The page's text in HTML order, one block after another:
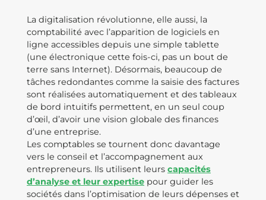
La digitalisation révolutionne, elle aussi, la
comptabilité avec l’apparition de logiciels en
ligne accessibles depuis une simple tablette
(une électronique cette fois-ci, pas un bout de
terre sans Internet). Désormais, beaucoup de
tâches redondantes comme la saisie des factures
sont réalisées automatiquement et des tableaux
de bord intuitifs permettent, en un seul coup
d’œil, d’avoir une vision globale des finances
d’une entreprise.
Les comptables se tournent donc davantage
vers le conseil et l’accompagnement aux
entrepreneurs. Ils utilisent leurs capacités
d’analyse et leur expertise pour guider les
sociétés dans l’optimisation de leurs dépenses et